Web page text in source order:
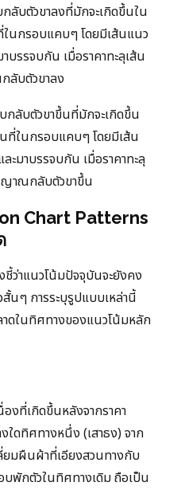
ลับตัวขาลงที่มักจะเกิดขึ้นใน
ในกรอบแคบๆ โดยมีเส้นแนว
บรรจบกัน เมื่อราคาทะลุเส้น
ลับตัวขาลง
กลับตัวขาขึ้นที่มักจะเกิดขึ้น
ที่ในกรอบแคบๆ โดยมีเส้น
ะมาบรรจบกัน เมื่อราคาทะลุ
าณกลับตัวขาขึ้น
Chart Patterns
าแนวโน้มปัจจุบันจะยังคง
นๆ การระบุรูปแบบเหล่านี้
าดในทิศทางของแนวโน้มหลัก
งที่เกิดขึ้นหลังจากราคา
ดทิศทางหนึ่ง (เสาธง) จาก
ยมผืนผ้าที่เอียงสวนทางกับ
บพักตัวในทิศทางเดิม ถือเป็น